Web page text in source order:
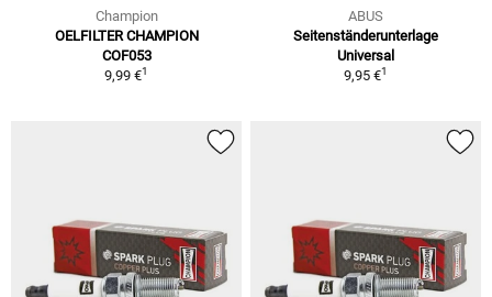
Champion
OELFILTER CHAMPION
COF053
9,99 €1
ABUS
Seitenständerunterlage
Universal
9,95 €1